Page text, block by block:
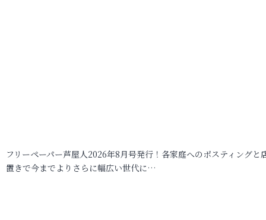
フリーペーパー芦屋人2026年8月号発行！各家庭へのポスティングと
置きで今までよりさらに幅広い世代に…